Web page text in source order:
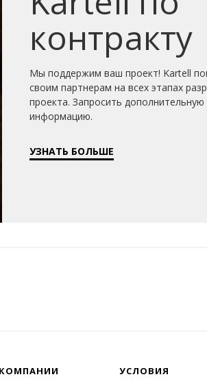
контракту
Мы поддержим ваш проект! Kartell
своим партнерам на всех этапах
проекта. Запросить дополнительную
информацию.
УЗНАТЬ БОЛЬШЕ
УСЛОВИЯ